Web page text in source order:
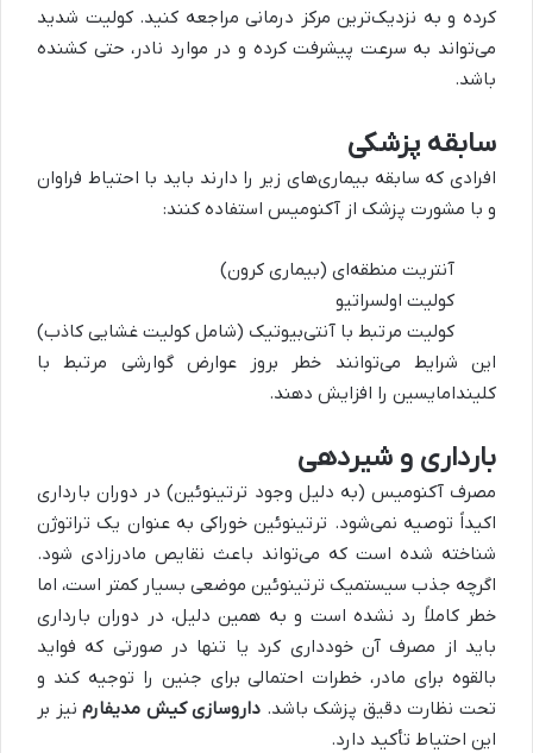
کرده و به نزدیک‌ترین مرکز درمانی مراجعه کنید. کولیت شدید
می‌تواند به سرعت پیشرفت کرده و در موارد نادر، حتی کشنده
باشد.
سابقه پزشکی
افرادی که سابقه بیماری‌های زیر را دارند باید با احتیاط فراوان
و با مشورت پزشک از آکنومیس استفاده کنند:
آنتریت منطقه‌ای (بیماری کرون)
کولیت اولسراتیو
کولیت مرتبط با آنتی‌بیوتیک (شامل کولیت غشایی کاذب)
این شرایط می‌توانند خطر بروز عوارض گوارشی مرتبط با
کلیندامایسین را افزایش دهند.
بارداری و شیردهی
مصرف آکنومیس (به دلیل وجود ترتینوئین) در دوران بارداری
اکیداً توصیه نمی‌شود. ترتینوئین خوراکی به عنوان یک تراتوژن
شناخته شده است که می‌تواند باعث نقایص مادرزادی شود.
اگرچه جذب سیستمیک ترتینوئین موضعی بسیار کمتر است، اما
خطر کاملاً رد نشده است و به همین دلیل، در دوران بارداری
باید از مصرف آن خودداری کرد یا تنها در صورتی که فواید
بالقوه برای مادر، خطرات احتمالی برای جنین را توجیه کند و
تحت نظارت دقیق پزشک باشد. داروسازی کیش مدیفارمنیز بر
این احتیاط تأکید دارد.